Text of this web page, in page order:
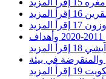
15 إقرأ المزيد
16 إقرأ المزيد
17 إقرأ المزيد
الخطة الاستراتيجية للتنوع البيولوجي 2011-2020 وأهداف
آيشي 18 إقرأ المزيد
والمنقرضة في بيئة
19 إقرأ المزيد